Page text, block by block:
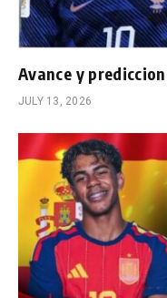
Avance y
JULY 13, 2026